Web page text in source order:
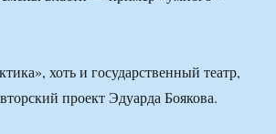
хоть и государственный театр,
проект Эдуарда Боякова.